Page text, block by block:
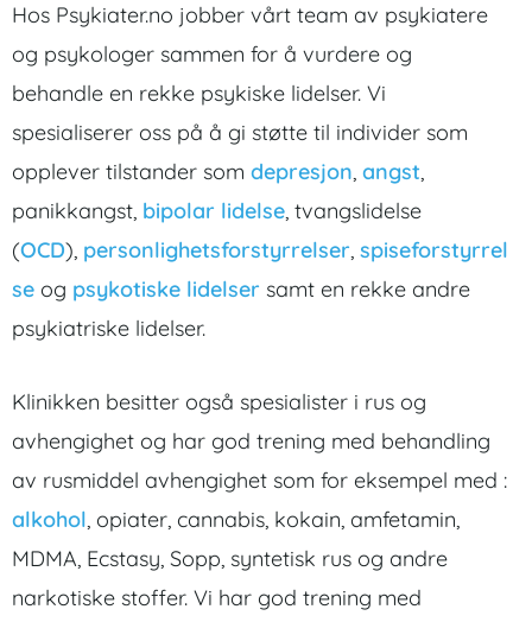
Hos Psykiater.no jobber vårt team av psykiatere
og psykologer sammen for å vurdere og
behandle en rekke psykiske lidelser. Vi
spesialiserer oss på å gi støtte til individer som
opplever tilstander som depresjon, angst,
panikkangst, bipolar lidelse, tvangslidelse
(OCD), personlighetsforstyrrelser, spiseforstyrrel
se og psykotiske lidelser samt en rekke andre
psykiatriske lidelser.
Klinikken besitter også spesialister i rus og
avhengighet og har god trening med behandling
av rusmiddel avhengighet som for eksempel med :
alkohol, opiater, cannabis, kokain, amfetamin,
MDMA, Ecstasy, Sopp, syntetisk rus og andre
narkotiske stoffer. Vi har god trening med